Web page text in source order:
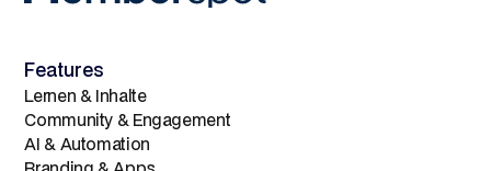
Features
Lernen & Inhalte
Community & Engagement
AI & Automation